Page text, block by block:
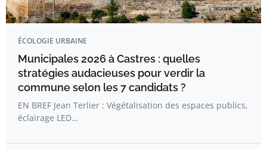
ÉCOLOGIE URBAINE
Municipales 2026 à Castres : quelles
stratégies audacieuses pour verdir la
commune selon les 7 candidats ?
EN BREF Jean Terlier : Végétalisation des espaces publics,
éclairage LED…